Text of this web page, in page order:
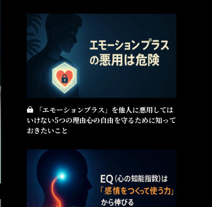
「エモーションプラス」を他人に悪用しては
いけない5つの理由――心の自由を守るために知って
おきたいこと